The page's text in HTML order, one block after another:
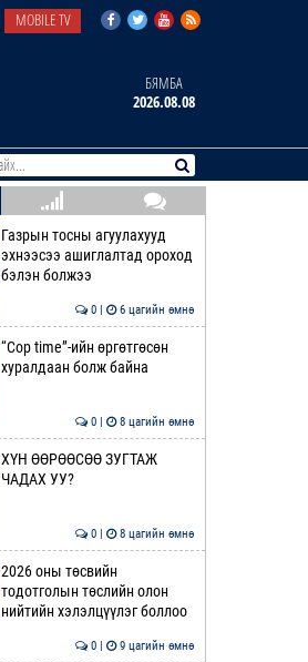
MOBILE TV
БЯМБА
2026.08.08
Газрын тосны агуулахууд
эхнээсээ ашиглалтад ороход
бэлэн болжээ
0 | 6 цагийн өмнө
“Cop time”-ийн өргөтгөсөн
хуралдаан болж байна
0 | 8 цагийн өмнө
ХҮН ӨӨРӨӨСӨӨ ЗУГТАЖ
ЧАДАХ УУ?
0 | 8 цагийн өмнө
2026 оны төсвийн
тодотголын төслийн олон
нийтийн хэлэлцүүлэг боллоо
0 | 9 цагийн өмнө